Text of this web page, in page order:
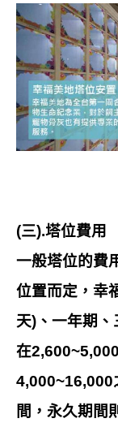
(三).塔位費用
一般塔位的費
位置而定，幸
天)、一年期
在
4,000~16,000
間，永久期間